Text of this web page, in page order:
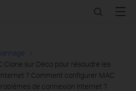
SearchMenu
Clone sur Deco pour résoudre les
? Comment configurer MAC
de connexion Internet ?